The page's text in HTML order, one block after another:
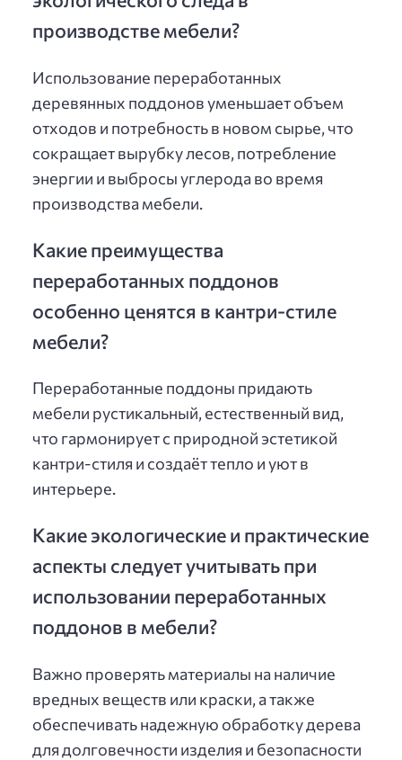
производстве мебели?
Использование переработанных
деревянных поддонов уменьшает объем
отходов и потребность в новом сырье, что
сокращает вырубку лесов, потребление
энергии и выбросы углерода во время
производства мебели.
Какие преимущества
переработанных поддонов
особенно ценятся в кантри-стиле
мебели?
Переработанные поддоны придають
мебели рустикальный, естественный вид,
что гармонирует с природной эстетикой
кантри-стиля и создаёт тепло и уют в
интерьере.
Какие экологические и практические
аспекты следует учитывать при
использовании переработанных
поддонов в мебели?
Важно проверять материалы на наличие
вредных веществ или краски, а также
обеспечивать надежную обработку дерева
для долговечности изделия и безопасности